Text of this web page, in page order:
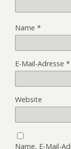
Name *
E-Mail-Adresse *
Website
Name, E-Mail-